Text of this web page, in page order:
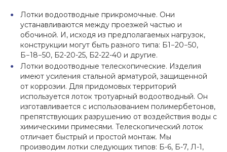
Лотки водоотводные прикромочные. Они
устанавливаются между проезжей частью и
обочиной. И, исходя из предполагаемых нагрузок,
конструкции могут быть разного типа: Б1−20−50,
Б−18−50, Б2-20-25, Б2-22-40 и другие.
Лотки водоотводные телескопические. Изделия
имеют усиления стальной арматурой, защищенной
от коррозии. Для придомовых территорий
используется лоток тротуарный водоотводный. Он
изготавливается с использованием полимербетонов,
препятствующих разрушению от воздействия воды с
химическими примесями. Телескопический лоток
отличает быстрый и простой монтаж. Мы
производим лотки следующих типов: Б-6, Б-7, Л-1,